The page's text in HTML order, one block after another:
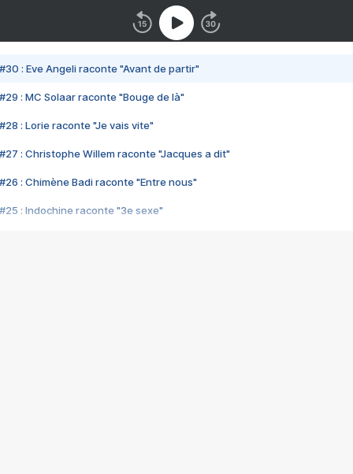
#30 : Eve Angeli raconte "Avant de partir"
#29 : MC Solaar raconte "Bouge de là"
#28 : Lorie raconte "Je vais vite"
#27 : Christophe Willem raconte "Jacques a dit"
#26 : Chimène Badi raconte "Entre nous"
#25 : Indochine raconte "3e sexe"